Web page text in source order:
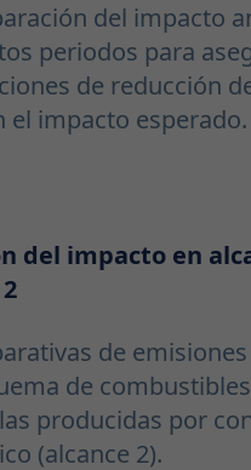
del impacto
periodos para
de reducción
el impacto esperado.
del impacto en
de
de
producidas por
(alcance 2).